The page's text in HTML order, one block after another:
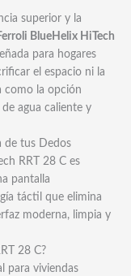
superior y la
BlueHelix HiTech
para hogares
el espacio ni la
como la opción
agua caliente y
de tus Dedos
RRT 28 C es
pantalla
táctil que elimina
moderna, limpia y
28 C?
para viviendas